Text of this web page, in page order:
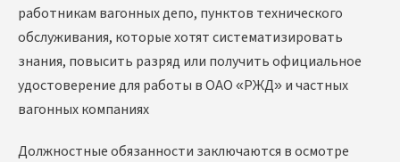
работникам вагонных депо, пунктов технического
обслуживания, которые хотят систематизировать
знания, повысить разряд или получить официальное
удостоверение для работы в ОАО «РЖД» и частных
вагонных компаниях
Должностные обязанности заключаются в осмотре